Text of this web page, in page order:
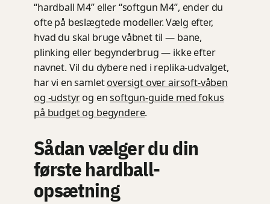
“hardball M4” eller “softgun M4”, ender du
ofte på beslægtede modeller. Vælg efter,
hvad du skal bruge våbnet til — bane,
plinking eller begynderbrug — ikke efter
navnet. Vil du dybere ned i replika-udvalget,
har vi en samletoversigt over airsoft-våben
og -udstyrog ensoftgun-guide med fokus
på budget og begyndere.
Sådan vælger du din
første hardball-
opsætning